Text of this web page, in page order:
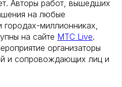
Авторы работ, вышедших
на любые
миллионниках,
на сайте МТС Live.
организаторы
и сопровождающих лиц и